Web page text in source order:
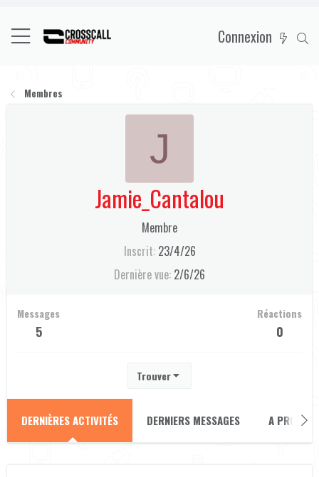
Connexion
Membres
J
Jamie_Cantalou
Membre
Inscrit 23/4/26
Dernière vue 2/6/26
Messages
5
Réactions
0
Trouver
DERNIÈRES ACTIVITÉS DERNIERS MESSAGES A PROPOS